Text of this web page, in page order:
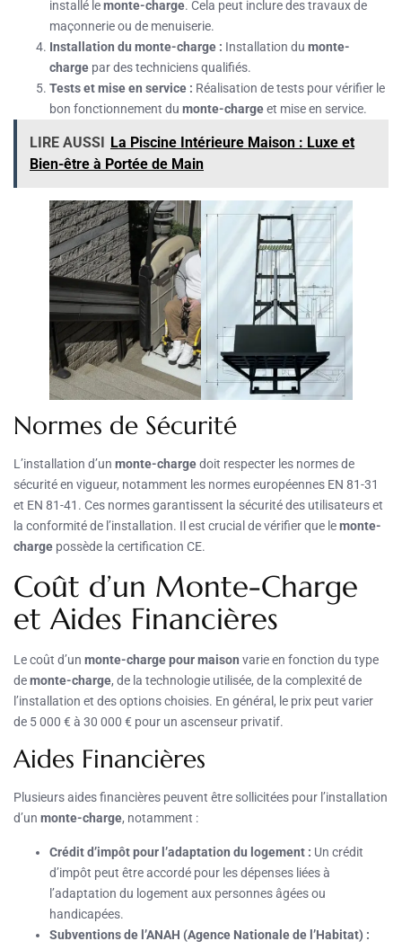
installé lemonte-charge. Cela peut inclure des travaux de
maçonnerie ou de menuiserie.
Installation du monte-charge : Installation du monte-
charge par des techniciens qualifiés.
Tests et mise en service : Réalisation de tests pour vérifier le
bon fonctionnement du monte-chargeet mise en service.
LIRE AUSSI La Piscine Intérieure Maison : Luxe et
Bien-être à Portée de Main
Normes de Sécurité
L’installation d’un monte-chargedoit respecter les normes de
sécurité en vigueur, notamment les normes européennes EN 81-31
et EN 81-41. Ces normes garantissent la sécurité des utilisateurs et
la conformité de l’installation. Il est crucial de vérifier que lemonte-
charge possède la certification CE.
Coût d’un Monte-Charge
et Aides Financières
Le coût d’un monte-charge pour maison varie en fonction du type
demonte-charge, de la technologie utilisée, de la complexité de
l’installation et des options choisies. En général, le prix peut varier
de 5 000 € à 30 000 € pour un ascenseur privatif.
Aides Financières
Plusieurs aides financières peuvent être sollicitées pour l’installation
d’un monte-charge, notamment :
Crédit d’impôt pour l’adaptation du logement : Un crédit
d’impôt peut être accordé pour les dépenses liées à
l’adaptation du logement aux personnes âgées ou
handicapées.
Subventions de l’ANAH (Agence Nationale de l’Habitat) :